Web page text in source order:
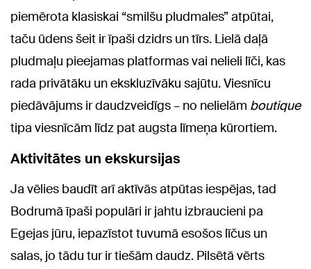
piemērota klasiskai “smilšu pludmales” atpūtai,
taču ūdens šeit ir īpaši dzidrs un tīrs. Lielā daļā
pludmaļu pieejamas platformas vai nelieli līči, kas
rada privātāku un ekskluzīvāku sajūtu. Viesnīcu
piedāvājums ir daudzveidīgs – no nelielām boutique
tipa viesnīcām līdz pat augsta līmeņa kūrortiem.
Aktivitātes un ekskursijas
Ja vēlies baudīt arī aktīvās atpūtas iespējas, tad
Bodrumā īpaši populāri ir jahtu izbraucieni pa
Egejas jūru, iepazīstot tuvumā esošos līčus un
salas, jo tādu tur ir tiešām daudz. Pilsētā vērts